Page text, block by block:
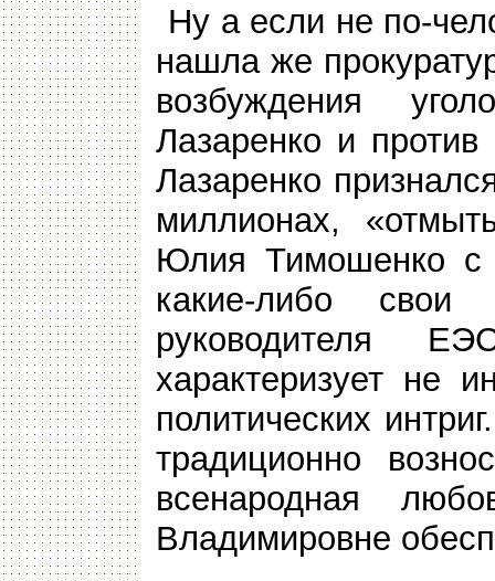
Ну а если не по-
нашла же
возбуждения
Лазаренко и
Лазаренко
миллионах,
Юлия Тимошенко с
какие-либо
руководителя
характеризует не
политических
традиционно
всенародная
Владимировне